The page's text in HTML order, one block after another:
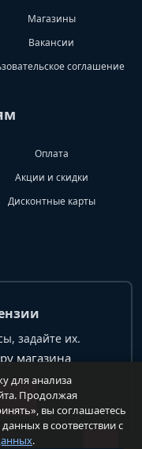
Магазины
Вакансии
соглашение
Оплата
Акции и скидки
Дисконтные карты
задайте их.
магазина
для анализа
Продолжая
вы соглашаетесь
в соответствии с
.